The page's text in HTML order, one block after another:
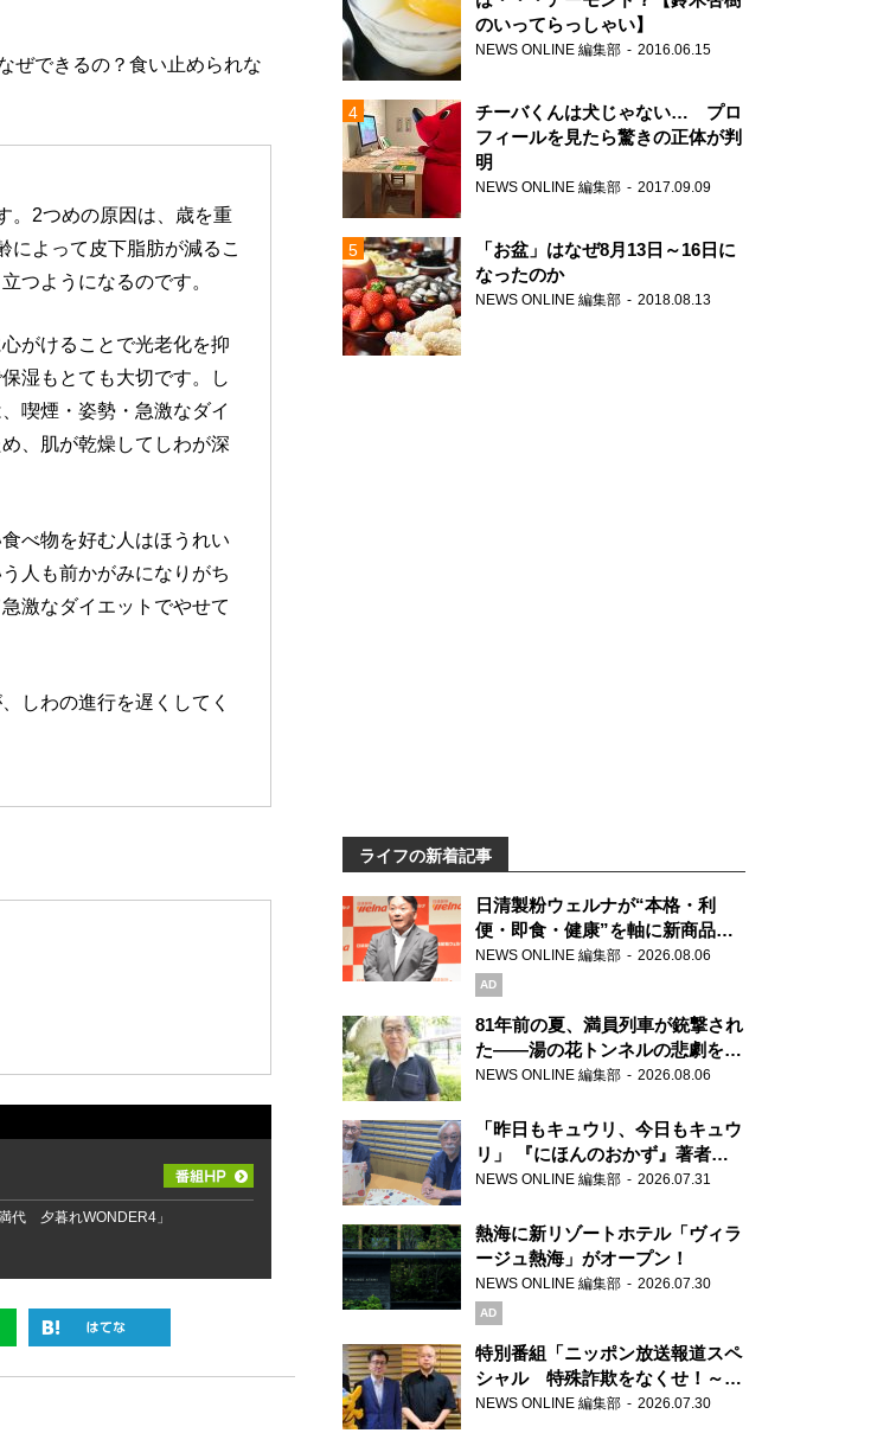
ぜできるの？食い止められな
。2つめの原因は、歳を重
によって皮下脂肪が減るこ
つようになるのです。
がけることで光老化を抑
湿もとても大切です。し
喫煙・姿勢・急激なダイ
、肌が乾燥してしわが深
べ物を好む人はほうれい
人も前かがみになりがち
激なダイエットでやせて
しわの進行を遅くしてく
代 夕暮れWONDER4」
のいってらっしゃい】
NEWS ONLINE 編集部 2016.06.15
チーバくんは犬じゃない… プロ
フィールを見たら驚きの正体が判
明
NEWS ONLINE 編集部 2017.09.09
「お盆」はなぜ8月13日～16日に
なったのか
NEWS ONLINE 編集部 2018.08.13
ライフの新着記事
日清製粉ウェルナが“本格・利
便・即食・健康”を軸に新商品を
展開 「マ・マー」「青の洞窟」
ブランドを強化
NEWS ONLINE 編集部 2026.08.06
AD
81年前の夏、満員列車が銃撃され
た――湯の花トンネルの悲劇を語
り継ぐ男性
NEWS ONLINE 編集部 2026.08.06
「昨日もキュウリ、今日もキュウ
リ」 『にほんのおかず』著者が
見つけた家庭料理の知恵
NEWS ONLINE 編集部 2026.07.31
熱海に新リゾートホテル「ヴィラ
ージュ熱海」がオープン！
NEWS ONLINE 編集部 2026.07.30
AD
特別番組「ニッポン放送報道スペ
シャル 特殊詐欺をなくせ！～被
害者・加害者・警視庁が語るトク
NEWS ONLINE 編集部 2026.07.30